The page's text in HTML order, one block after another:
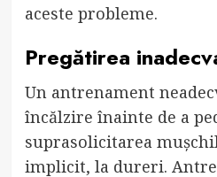
aceste probleme.
Pregătirea
Un antrenament
încălzire înainte de a
suprasolicitarea
implicit, la dureri.